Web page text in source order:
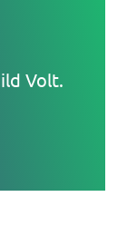
Volt.